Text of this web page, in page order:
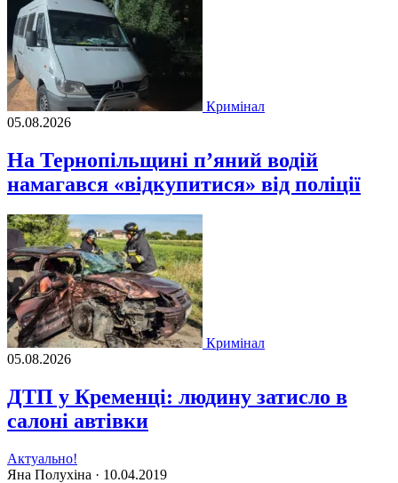
Кримінал
05.08.2026
На Тернопільщині п’яний водій
намагався «відкупитися» від поліції
Кримінал
05.08.2026
ДТП у Кременці: людину затисло в
салоні автівки
Актуально!
Яна Полухіна · 10.04.2019